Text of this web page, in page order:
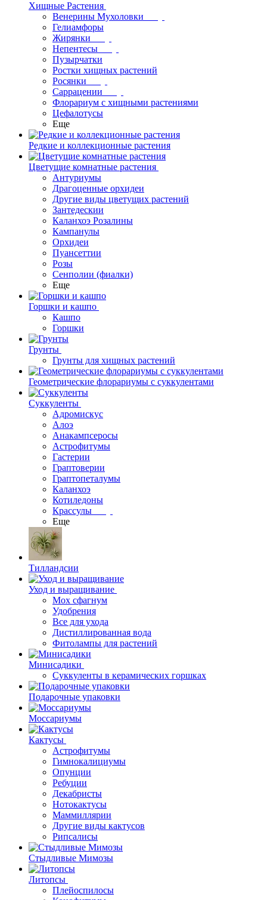
Хищные Растения
Венерины Мухоловки
Гелиамфоры
Жирянки
Непентесы
Пузырчатки
Ростки хищных растений
Росянки
Саррацении
Флорариум с хищными растениями
Цефалотусы
Еще
Редкие и коллекционные растения
Цветущие комнатные растения
Антуриумы
Драгоценные орхидеи
Другие виды цветущих растений
Зантедескии
Каланхоэ Розалины
Кампанулы
Орхидеи
Пуансеттии
Розы
Сенполии (фиалки)
Еще
Горшки и кашпо
Кашпо
Горшки
Грунты
Грунты для хищных растений
Геометрические флорариумы с суккулентами
Суккуленты
Адромискус
Алоэ
Анакампсеросы
Астрофитумы
Гастерии
Граптоверии
Граптопеталумы
Каланхоэ
Котиледоны
Крассулы
Еще
Тилландсии
Уход и выращивание
Мох сфагнум
Удобрения
Все для ухода
Дистиллированная вода
Фитолампы для растений
Минисадики
Суккуленты в керамических горшках
Подарочные упаковки
Моссариумы
Кактусы
Астрофитумы
Гимнокалициумы
Опунции
Ребуции
Декабристы
Нотокактусы
Маммиллярии
Другие виды кактусов
Рипсалисы
Стыдливые Мимозы
Литопсы
Плейоспилосы